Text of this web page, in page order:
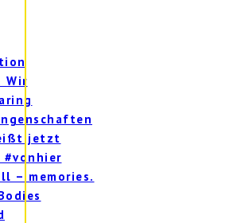
Wir
jetzt
#vonhier
– memories.